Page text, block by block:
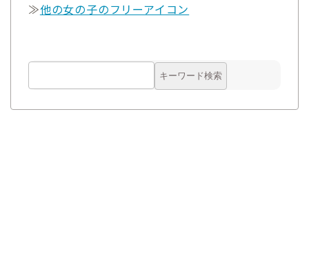
≫他の女の子のフリーアイコン